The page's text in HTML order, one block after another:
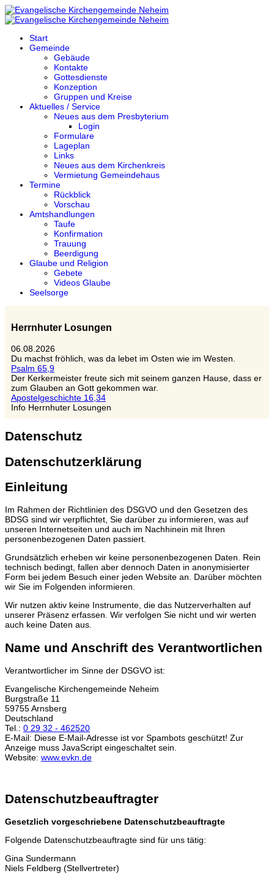
Start
Gemeinde
Gebäude
Kontakte
Gottesdienste
Konzeption
Gruppen und Kreise
Aktuelles / Service
Neues aus dem Presbyterium
Login
Formulare
Lageplan
Links
Neues aus dem Kirchenkreis
Vermietung Gemeindehaus
Termine
Rückblick
Vorschau
Amtshandlungen
Taufe
Konfirmation
Trauung
Beerdigung
Glaube und Religion
Gebete
Videos Glaube
Seelsorge
Herrnhuter Losungen
06.08.2026
Du machst fröhlich, was da lebet im Osten wie im Westen.
Psalm 65,9
Der Kerkermeister freute sich mit seinem ganzen Hause, dass er
zum Glauben an Gott gekommen war.
Apostelgeschichte 16,34
Info Herrnhuter Losungen
Datenschutz
Datenschutzerklärung
Einleitung
Im Rahmen der Richtlinien des DSGVO und den Gesetzen des
BDSG sind wir verpflichtet, Sie darüber zu informieren, was auf
unseren Internetseiten und auch im Nachhinein mit Ihren
personenbezogenen Daten passiert.
Grundsätzlich erheben wir keine personenbezogenen Daten. Rein
technisch bedingt, fallen aber dennoch Daten in anonymisierter
Form bei jedem Besuch einer jeden Website an. Darüber möchten
wir Sie im Folgenden informieren.
Wir nutzen aktiv keine Instrumente, die das Nutzerverhalten auf
unserer Präsenz erfassen. Wir verfolgen Sie nicht und wir werten
auch keine Daten aus.
Name und Anschrift des Verantwortlichen
Verantwortlicher im Sinne der DSGVO ist:
Evangelische Kirchengemeinde Neheim
Burgstraße 11
59755 Arnsberg
Deutschland
Tel.: 0 29 32 - 462520
E-Mail: Diese E-Mail-Adresse ist vor Spambots geschützt! Zur
Anzeige muss JavaScript eingeschaltet sein.
Website: www.evkn.de
Datenschutzbeauftragter
Gesetzlich vorgeschriebene Datenschutzbeauftragte
Folgende Datenschutzbeauftragte sind für uns tätig:
Gina Sundermann
Niels Feldberg (Stellvertreter)